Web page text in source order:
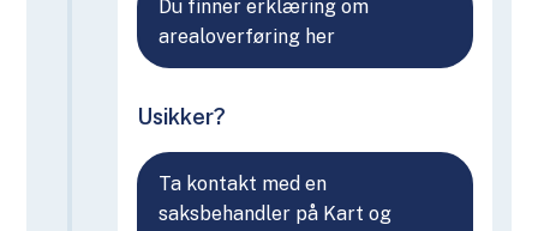
Du finner erklæring om
arealoverføring her
Usikker?
Ta kontakt med en
saksbehandler på Kart og